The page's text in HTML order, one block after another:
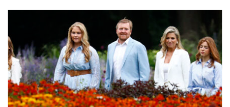
Column
Paul Rem